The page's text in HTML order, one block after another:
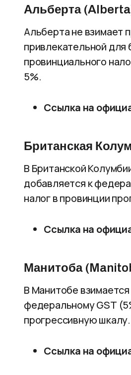
Альберта
Альберта не взимает
привлекательной для
провинциального
5%.
Ссылка на
Британская
В Британской
добавляется к
налог в провинции
Ссылка на
Манитоба
В Манитобе
федеральному GST
прогрессивную шкалу.
Ссылка на